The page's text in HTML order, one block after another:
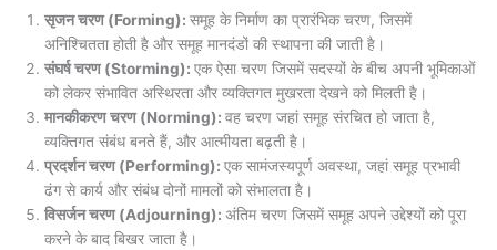
सृजन चरण (Forming): समूह के निर्माण का प्रारंभिक चरण, जिसमें
अनिश्चितता होती है और समूह मानदंडों की स्थापना की जाती है।
संघर्ष चरण (Storming): एक ऐसा चरण जिसमें सदस्यों के बीच अपनी भूमिकाओं
को लेकर संभावित अस्थिरता और व्यक्तिगत मुखरता देखने को मिलती है।
मानकीकरण चरण (Norming): वह चरण जहां समूह संरचित हो जाता है,
व्यक्तिगत संबंध बनते हैं, और आत्मीयता बढ़ती है।
प्रदर्शन चरण (Performing): एक सामंजस्यपूर्ण अवस्था, जहां समूह प्रभावी
ढंग से कार्य और संबंध दोनों मामलों को संभालता है।
विसर्जन चरण (Adjourning): अंतिम चरण जिसमें समूह अपने उद्देश्यों को पूरा
करने के बाद बिखर जाता है।